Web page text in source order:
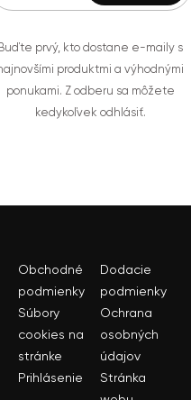
Buďte prvý, kto dostane e-maily s
produktmi a výhodnými
ponukami. Z odberu sa môžete
kedykoľvek odhlásiť.
Obchodné
podmienky
Dodacie
podmienky
Súbory
cookies na
stránke
Ochrana
osobných
údajov
Prihlásenie
Stránka